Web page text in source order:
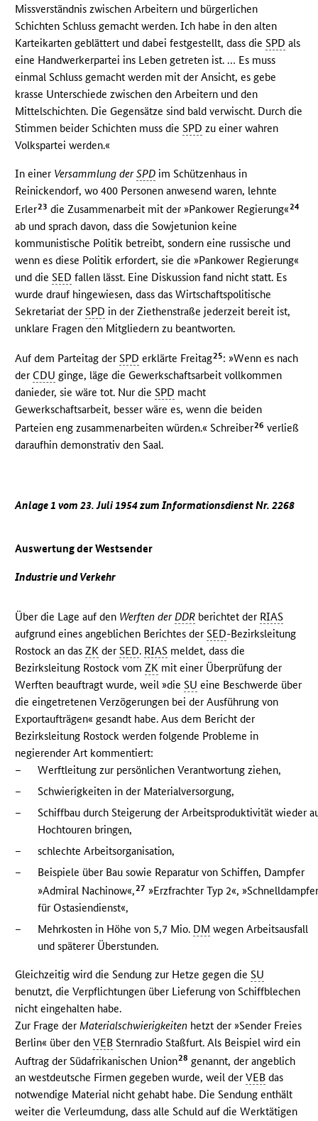
Missverständnis zwischen Arbeitern und bürgerlichen
Schichten Schluss gemacht werden. Ich habe in den alten
Karteikarten geblättert und dabei festgestellt, dass dieSPD als
eine Handwerkerpartei ins Leben getreten ist. … Es muss
einmal Schluss gemacht werden mit der Ansicht, es gebe
krasse Unterschiede zwischen den Arbeitern und den
Mittelschichten. Die Gegensätze sind bald verwischt. Durch die
Stimmen beider Schichten muss dieSPD zu einer wahren
Volkspartei werden.«
In einer Versammlung derSPD im Schützenhaus in
Reinickendorf, wo 400 Personen anwesend waren, lehnte
Erler23 die Zusammenarbeit mit der »Pankower Regierung«24
ab und sprach davon, dass die Sowjetunion keine
kommunistische Politik betreibt, sondern eine russische und
wenn es diese Politik erfordert, sie die »Pankower Regierung«
und dieSED fallen lässt. Eine Diskussion fand nicht statt. Es
wurde drauf hingewiesen, dass das Wirtschaftspolitische
Sekretariat derSPD in der Ziethenstraße jederzeit bereit ist,
unklare Fragen den Mitgliedern zu beantworten.
Auf dem Parteitag derSPD erklärte Freitag25: »Wenn es nach
der CDU ginge, läge die Gewerkschaftsarbeit vollkommen
danieder, sie wäre tot. Nur dieSPD macht
Gewerkschaftsarbeit, besser wäre es, wenn die beiden
Parteien eng zusammenarbeiten würden.« Schreiber26 verließ
daraufhin demonstrativ den Saal.
Anlage 1 vom 23. Juli 1954 zum Informationsdienst Nr. 2268
Auswertung der Westsender
Industrie und Verkehr
Über die Lage auf den Werften der DDR berichtet der RIAS
aufgrund eines angeblichen Berichtes derSED-Bezirksleitung
Rostock an dasZK derSED. RIAS meldet, dass die
Bezirksleitung Rostock vomZK mit einer Überprüfung der
Werften beauftragt wurde, weil »dieSU eine Beschwerde über
die eingetretenen Verzögerungen bei der Ausführung von
Exportaufträgen« gesandt habe. Aus dem Bericht der
Bezirksleitung Rostock werden folgende Probleme in
negierender Art kommentiert:
–
Werftleitung zur persönlichen Verantwortung ziehen,
–
Schwierigkeiten in der Materialversorgung,
–
Schiffbau durch Steigerung der Arbeitsproduktivität wieder
Hochtouren bringen,
–
schlechte Arbeitsorganisation,
–
Beispiele über Bau sowie Reparatur von Schiffen, Dampfer
»Admiral Nachinow«,27 »Erzfrachter Typ 2«,
für Ostasiendienst«,
–
Mehrkosten in Höhe von 5,7 Mio. DM wegen Arbeitsausfall
und späterer Überstunden.
Gleichzeitig wird die Sendung zur Hetze gegen dieSU
benutzt, die Verpflichtungen über Lieferung von Schiffblechen
nicht eingehalten habe.
Zur Frage der Materialschwierigkeiten hetzt der »Sender Freies
Berlin« über denVEB Sternradio Staßfurt. Als Beispiel wird ein
Auftrag der Südafrikanischen Union28 genannt, der angeblich
an westdeutsche Firmen gegeben wurde, weil derVEB das
notwendige Material nicht gehabt habe. Die Sendung enthält
weiter die Verleumdung, dass alle Schuld auf die Werktätigen